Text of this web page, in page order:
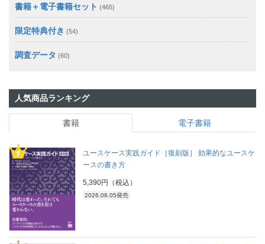
書籍＋電子書籍セット (465)
限定特典付き (54)
調査データ (60)
人気商品ランキング
書籍 電子書籍
ユースケース実践ガイド［復刻版］ 効果的なユースケ
ースの書き方
5,390円（税込）
2026.08.05発売